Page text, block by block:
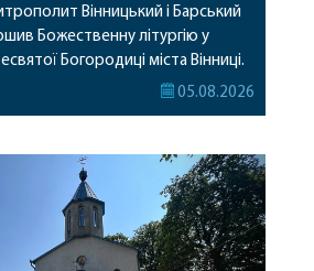
Вінницький і Барський
Божественну літургію у
Богородиці міста Вінниці.
співслужили
Під час богослужіння підносилися
за мир в Україні, за воїнів, які
05.08.2026